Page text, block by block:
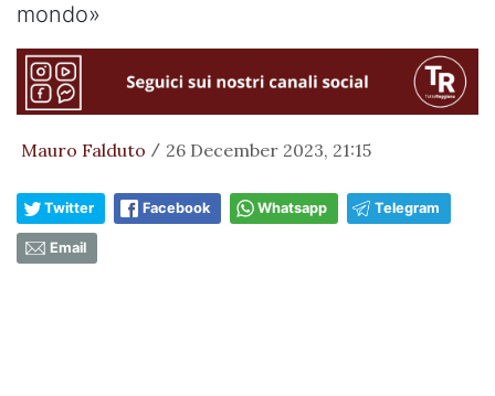
mondo»
Mauro Falduto / 26 December 2023, 21:15
Twitter Facebook Whatsapp Telegram
Email